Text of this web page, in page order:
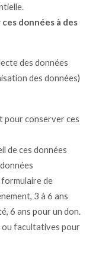
données à des
des données
des données)
pour conserver ces
de ces données
formulaire de
3 à 6 ans
6 ans pour un don.
ou facultatives pour